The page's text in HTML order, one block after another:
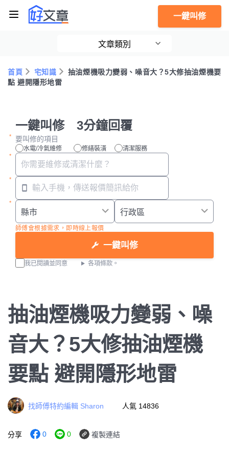
一鍵叫修
文章類別
首頁 宅知識
抽油煙機吸力變弱、噪音大？5大修抽油煙機要
點 避開隱形地雷
一鍵叫修 3分鐘回覆
要叫修的項目
水電/冷氣維修 修繕裝潢 清潔服務
師傅會根據需求，即時線上報價
一鍵叫修
我已閱讀並同意 各項條款。
抽油煙機吸力變弱、噪
音大？5大修抽油煙機
要點 避開隱形地雷
找師傅特約編輯 Sharon 人氣 14836
分享 0 0 複製連結